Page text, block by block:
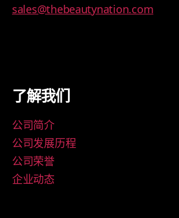
sales@thebeautynation.com
了解我们
公司简介
公司发展历程
公司荣誉
企业动态